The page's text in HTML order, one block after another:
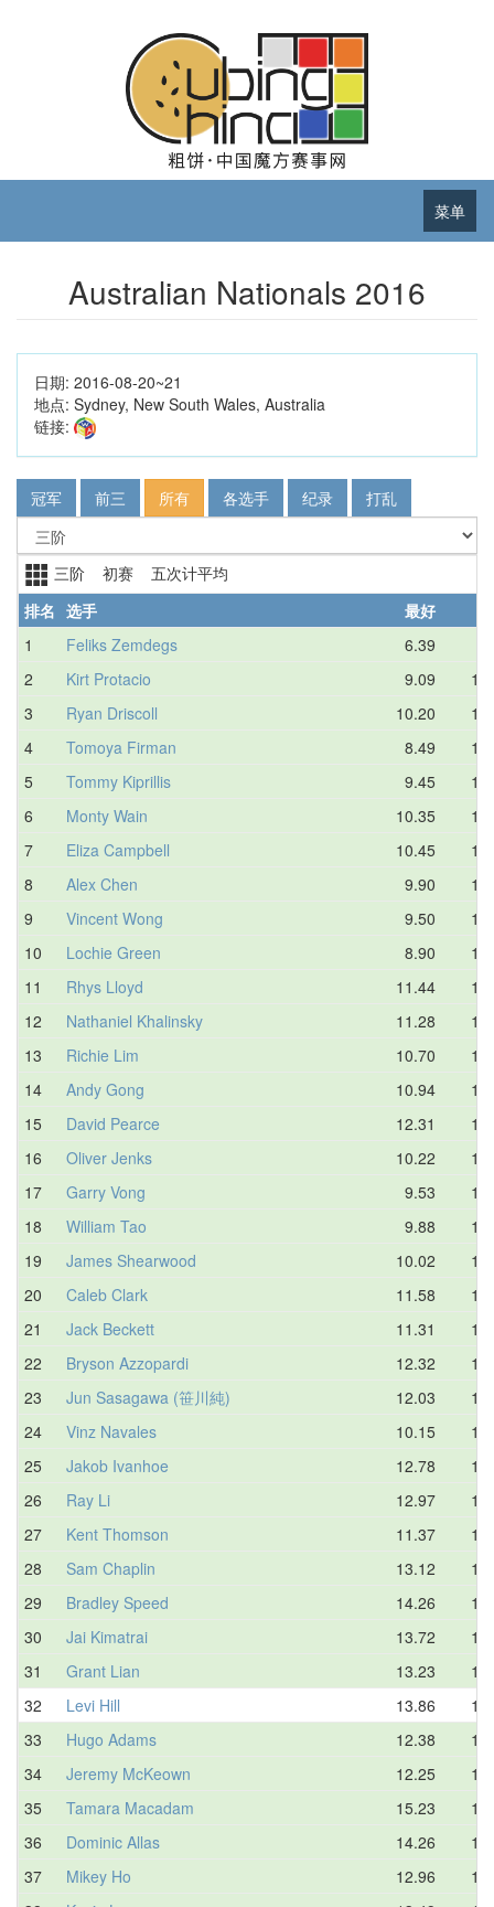
菜单
Australian Nationals 2016
日期: 2016-08-20~21
地点: Sydney, New South Wales, Australia
链接:
冠军 前三 所有 各选手 纪录 打乱
三阶 初赛 五次计平均
排名 选手 最好
1
Feliks Zemdegs 6.39
2
Kirt Protacio 9.09
3
Ryan Driscoll 10.20
4
Tomoya Firman 8.49
5
Tommy Kiprillis 9.45
6
Monty Wain 10.35
7
Eliza Campbell 10.45
8
Alex Chen 9.90
9
Vincent Wong 9.50
10
Lochie Green 8.90
11
Rhys Lloyd 11.44
12
Nathaniel Khalinsky 11.28
13
Richie Lim 10.70
14
Andy Gong 10.94
15
David Pearce 12.31
16
Oliver Jenks 10.22
17
Garry Vong 9.53
18
William Tao 9.88
19
James Shearwood 10.02
20
Caleb Clark 11.58
21
Jack Beckett 11.31
22
Bryson Azzopardi 12.32
23
Jun Sasagawa (笹川純) 12.03
24
Vinz Navales 10.15
25
Jakob Ivanhoe 12.78
26
Ray Li 12.97
27
Kent Thomson 11.37
28
Sam Chaplin 13.12
29
Bradley Speed 14.26
30
Jai Kimatrai 13.72
31
Grant Lian 13.23
32
Levi Hill 13.86
33
Hugo Adams 12.38
34
Jeremy McKeown 12.25
35
Tamara Macadam 15.23
36
Dominic Allas 14.26
37
Mikey Ho 12.96